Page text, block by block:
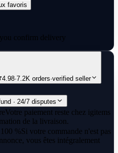
favoris
confirm delivery
4.98·7.2K orders·verified seller
· 24/7 disputes
Votre paiement reste chez igitems
de la livraison.
%Si votre commande n'est pas
vous êtes intégralement